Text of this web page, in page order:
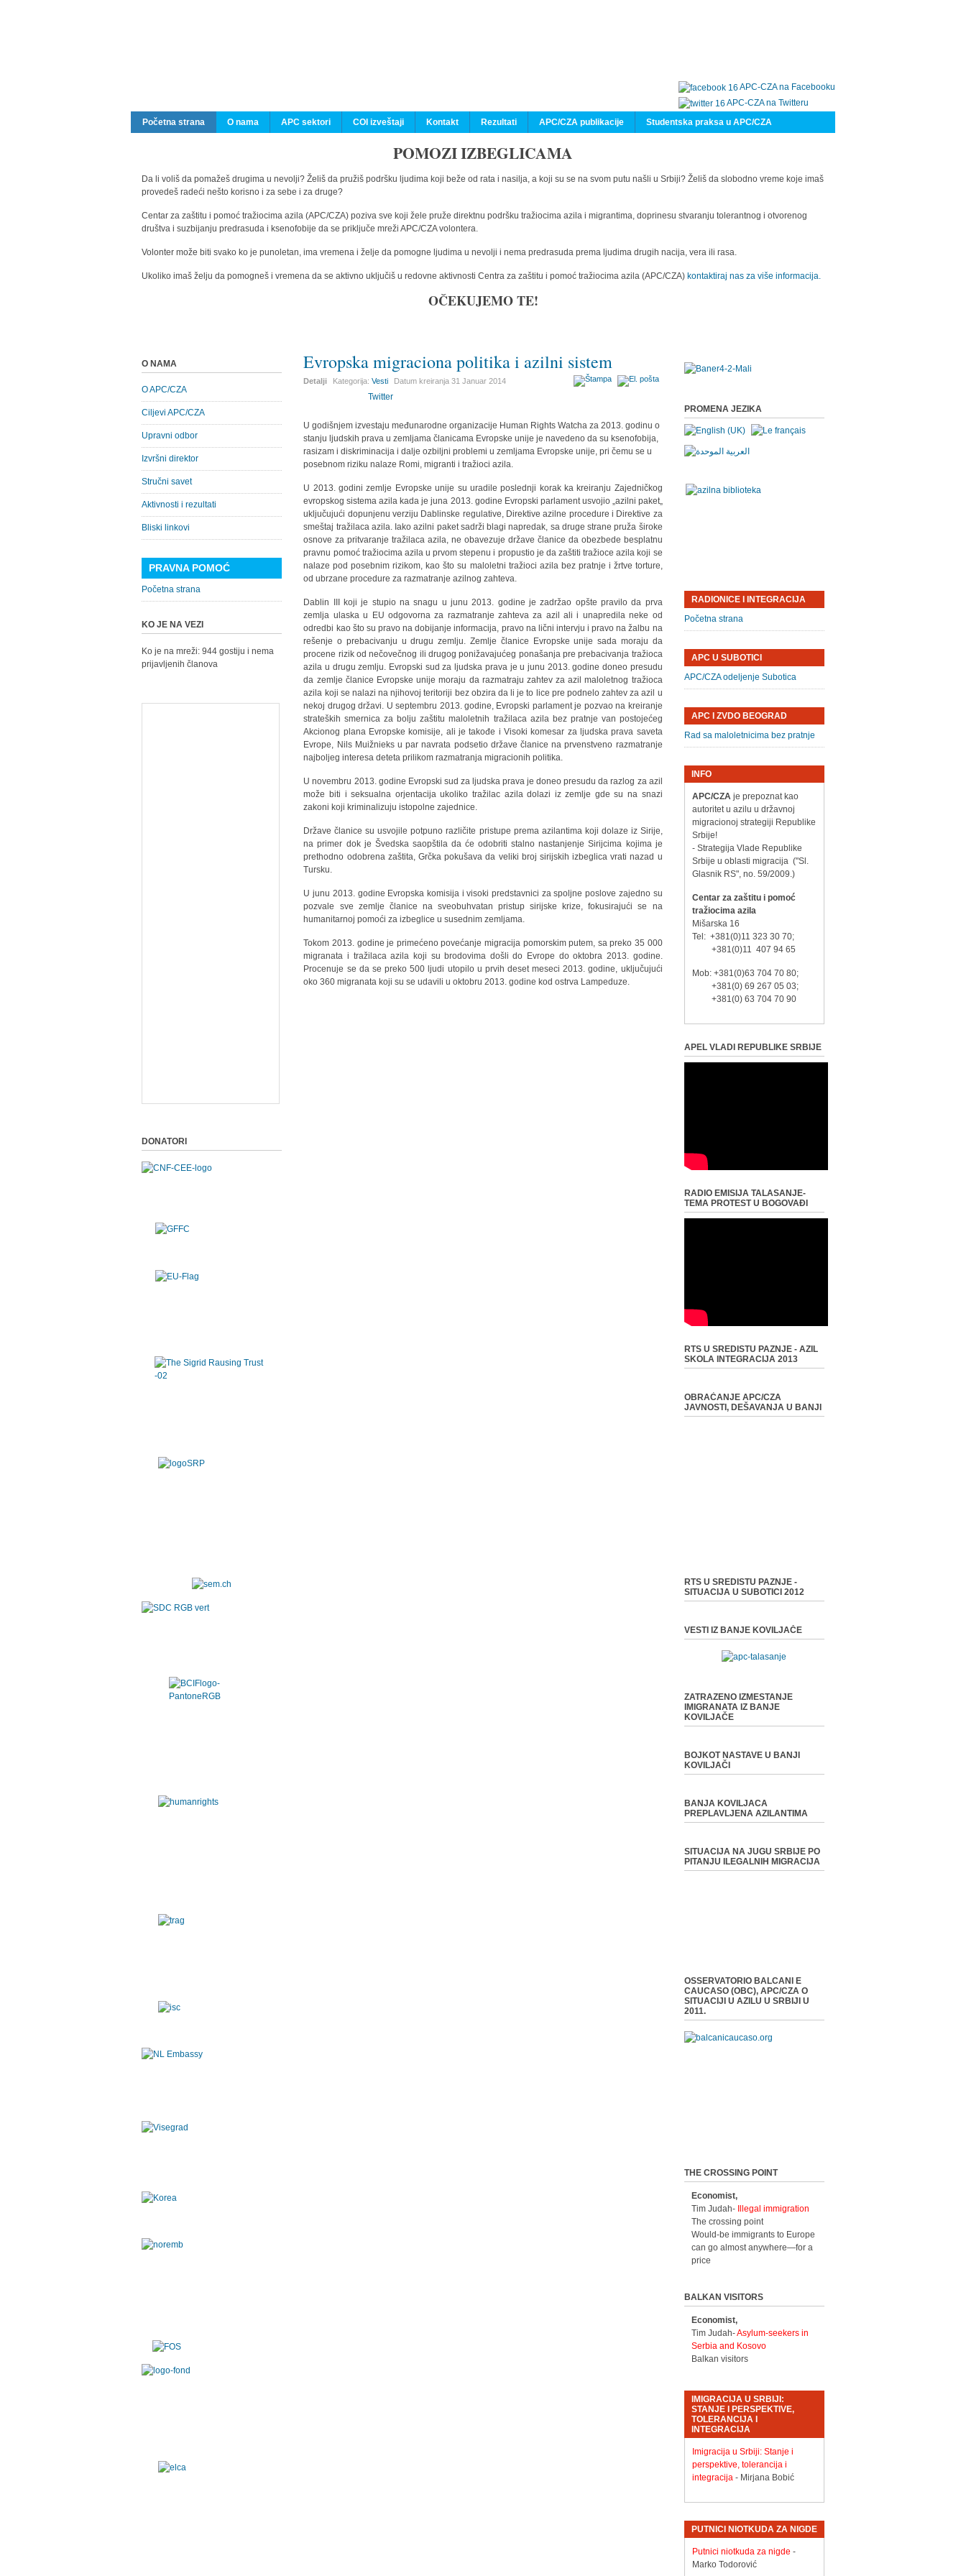
APC-CZA na Facebooku
APC-CZA na Twitteru
Početna strana
O nama APC sektori COI izveštaji Kontakt Rezultati APC/CZA publikacije Studentska praksa u APC/CZA
POMOZI IZBEGLICAMA
Da li voliš da pomažeš drugima u nevolji? Želiš da pružiš podršku ljudima koji beže od rata i nasilja, a koji su se na svom putu našli u Srbiji? Želiš da slobodno vreme koje imaš
provedeš radeći nešto korisno i za sebe i za druge?
Centar za zaštitu i pomoć tražiocima azila (APC/CZA) poziva sve koji žele pruže direktnu podršku tražiocima azila i migrantima, doprinesu stvaranju tolerantnog i otvorenog
društva i suzbijanju predrasuda i ksenofobije da se priključe mreži APC/CZA volontera.
Volonter može biti svako ko je punoletan, ima vremena i želje da pomogne ljudima u nevolji i nema predrasuda prema ljudima drugih nacija, vera ili rasa.
Ukoliko imaš želju da pomogneš i vremena da se aktivno uključiš u redovne aktivnosti Centra za zaštitu i pomoć tražiocima azila (APC/CZA) kontaktiraj nas za više informacija.
OČEKUJEMO TE!
Evropska migraciona politika i azilni sistem
Detalji Kategorija:Vesti Datum kreiranja31 Januar 2014
Twitter
U godišnjem izvestaju međunarodne organizacije Human Rights Watcha za 2013. godinu o
stanju ljudskih prava u zemljama članicama Evropske unije je navedeno da su ksenofobija,
rasizam i diskriminacija i dalje ozbiljni problemi u zemljama Evropske unije, pri čemu se u
posebnom riziku nalaze Romi, migranti i tražioci azila.
U 2013. godini zemlje Evropske unije su uradile poslednji korak ka kreiranju Zajedničkog
evropskog sistema azila kada je juna 2013. godine Evropski parlament usvojio „azilni paket„
uključujući dopunjenu verziju Dablinske regulative, Direktive azilne procedure i Direktive za
smeštaj tražilaca azila. Iako azilni paket sadrži blagi napredak, sa druge strane pruža široke
osnove za pritvaranje tražilaca azila, ne obavezuje države članice da obezbede besplatnu
pravnu pomoć tražiocima azila u prvom stepenu i propustio je da zaštiti tražioce azila koji se
nalaze pod posebnim rizikom, kao što su maloletni tražioci azila bez pratnje i žrtve torture,
od ubrzane procedure za razmatranje azilnog zahteva.
Dablin III koji je stupio na snagu u junu 2013. godine je zadržao opšte pravilo da prva
zemlja ulaska u EU odgovorna za razmatranje zahteva za azil ali i unapredila neke od
odredbi kao što su pravo na dobijanje informacija, pravo na lični intervju i pravo na žalbu na
rešenje o prebacivanju u drugu zemlju. Zemlje članice Evropske unije sada moraju da
procene rizik od nečovečnog ili drugog ponižavajućeg ponašanja pre prebacivanja tražioca
azila u drugu zemlju. Evropski sud za ljudska prava je u junu 2013. godine doneo presudu
da zemlje članice Evropske unije moraju da razmatraju zahtev za azil maloletnog tražioca
azila koji se nalazi na njihovoj teritoriji bez obzira da li je to lice pre podnelo zahtev za azil u
nekoj drugog državi. U septembru 2013. godine, Evropski parlament je pozvao na kreiranje
strateških smernica za bolju zaštitu maloletnih tražilaca azila bez pratnje van postojećeg
Akcionog plana Evropske komisije, ali je takođe i Visoki komesar za ljudska prava saveta
Evrope, Nils Muižnieks u par navrata podsetio države članice na prvenstveno razmatranje
najboljeg interesa deteta prilikom razmatranja migracionih politika.
U novembru 2013. godine Evropski sud za ljudska prava je doneo presudu da razlog za azil
može biti i seksualna orjentacija ukoliko tražilac azila dolazi iz zemlje gde su na snazi
zakoni koji kriminalizuju istopolne zajednice.
Države članice su usvojile potpuno različite pristupe prema azilantima koji dolaze iz Sirije,
na primer dok je Švedska saopštila da će odobriti stalno nastanjenje Sirijcima kojima je
prethodno odobrena zaštita, Grčka pokušava da veliki broj sirijskih izbeglica vrati nazad u
Tursku.
U junu 2013. godine Evropska komisija i visoki predstavnici za spoljne poslove zajedno su
pozvale sve zemlje članice na sveobuhvatan pristup sirijske krize, fokusirajući se na
humanitarnoj pomoći za izbeglice u susednim zemljama.
Tokom 2013. godine je primećeno povećanje migracija pomorskim putem, sa preko 35 000
migranata i tražilaca azila koji su brodovima došli do Evrope do oktobra 2013. godine.
Procenuje se da se preko 500 ljudi utopilo u prvih deset meseci 2013. godine, uključujući
oko 360 migranata koji su se udavili u oktobru 2013. godine kod ostrva Lampeduze.
O NAMA
O APC/CZA
Ciljevi APC/CZA
Upravni odbor
Izvršni direktor
Stručni savet
Aktivnosti i rezultati
Bliski linkovi
PRAVNA POMOĆ
Početna strana
KO JE NA VEZI
Ko je na mreži: 944 gostiju i nema
prijavljenih članova
DONATORI
PROMENA JEZIKA
RADIONICE I INTEGRACIJA
Početna strana
APC U SUBOTICI
APC/CZA odeljenje Subotica
APC I ZVDO BEOGRAD
Rad sa maloletnicima bez pratnje
INFO
APC/CZAje prepoznat kao
autoritet u azilu u državnoj
migracionoj strategiji Republike
Srbije!
- Strategija Vlade Republike
Srbije u oblasti migracija ("Sl.
Glasnik RS", no. 59/2009.)
Centar za zaštitu i pomoć
tražiocima azila
Mišarska 16
Tel: +381(0)11 323 30 70;
+381(0)11 407 94 65
Mob: +381(0)63 704 70 80;
+381(0) 69 267 05 03;
+381(0) 63 704 70 90
APEL VLADI REPUBLIKE SRBIJE
RADIO EMISIJA TALASANJE-
TEMA PROTEST U BOGOVAĐI
RTS U SREDISTU PAZNJE - AZIL
SKOLA INTEGRACIJA 2013
OBRAĆANJE APC/CZA
JAVNOSTI, DEŠAVANJA U BANJI
RTS U SREDISTU PAZNJE -
SITUACIJA U SUBOTICI 2012
VESTI IZ BANJE KOVILJAČE
ZATRAZENO IZMESTANJE
IMIGRANATA IZ BANJE
KOVILJAČE
BOJKOT NASTAVE U BANJI
KOVILJAČI
BANJA KOVILJACA
PREPLAVLJENA AZILANTIMA
SITUACIJA NA JUGU SRBIJE PO
PITANJU ILEGALNIH MIGRACIJA
OSSERVATORIO BALCANI E
CAUCASO (OBC), APC/CZA O
SITUACIJI U AZILU U SRBIJI U
2011.
THE CROSSING POINT
Economist,
Tim Judah-
Illegal immigration
The crossing point
Would-be immigrants to Europe
can go almost anywhere—for a
price
BALKAN VISITORS
Economist,
Tim Judah-Asylum-seekers in
Serbia and Kosovo
Balkan visitors
IMIGRACIJA U SRBIJI:
STANJE I PERSPEKTIVE,
TOLERANCIJA I
INTEGRACIJA
Imigracija u Srbiji: Stanje i
perspektive, tolerancija i
integracija- Mirjana Bobić
PUTNICI NIOTKUDA ZA NIGDE
Putnici niotkuda za nigde -
Marko Todorović